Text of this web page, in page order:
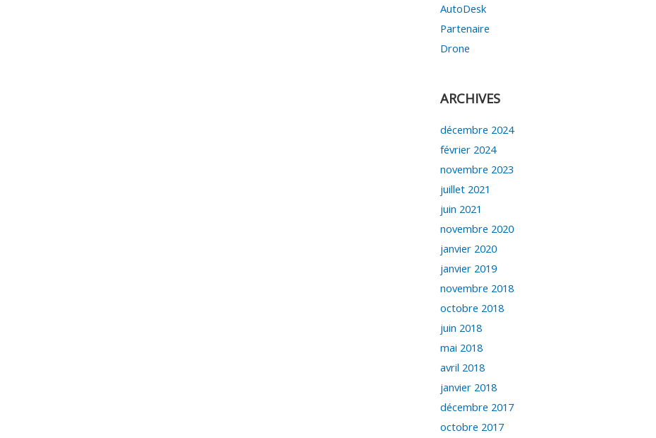
AutoDesk
Partenaire
Drone
ARCHIVES
décembre 2024
février 2024
novembre 2023
juillet 2021
juin 2021
novembre 2020
janvier 2020
janvier 2019
novembre 2018
octobre 2018
juin 2018
mai 2018
avril 2018
janvier 2018
décembre 2017
octobre 2017